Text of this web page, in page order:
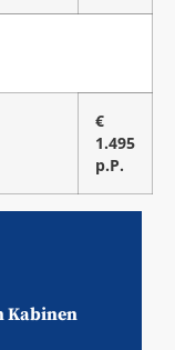
€
1.495
p.P.
Kabinen